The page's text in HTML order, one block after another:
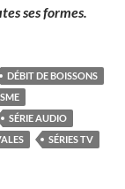
ses formes.
DÉBIT DE BOISSONS
SÉRIE AUDIO
SÉRIES TV